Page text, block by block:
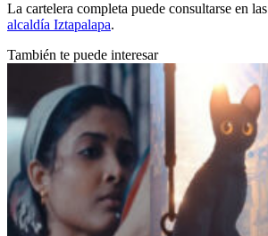
La cartelera completa puede consultarse en las
alcaldía Iztapalapa.
También te puede interesar